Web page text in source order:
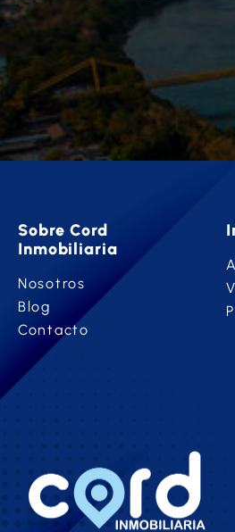
Sobre Cord
Inmobiliaria
Nosotros
Blog
Contacto